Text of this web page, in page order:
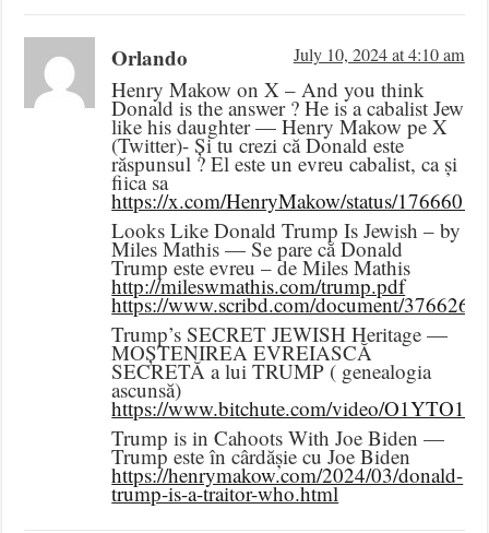
Orlando July 10, 2024 at 4:10 am
Henry Makow on X – And you think
Donald is the answer ? He is a cabalist Jew
like his daughter — Henry Makow pe X
(Twitter)- Și tu crezi că Donald este
răspunsul ? El este un evreu cabalist, ca și
fiica sa
https://x.com/HenryMakow/status/
Looks Like Donald Trump Is Jewish – by
Miles Mathis — Se pare că Donald
Trump este evreu – de Miles Mathis
http://mileswmathis.com/trump.pdf
https://www.scribd.com/document/
Trump’s SECRET JEWISH Heritage —
MOȘTENIREA EVREIASCĂ
SECRETĂ a lui TRUMP ( genealogia
ascunsă)
https://www.bitchute.com/video/
Trump is in Cahoots With Joe Biden —
Trump este în cârdășie cu Joe Biden
https://henrymakow.com/2024/03/donald-
trump-is-a-traitor-who.html